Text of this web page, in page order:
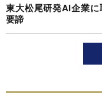
東大松尾研発AI企業
要諦